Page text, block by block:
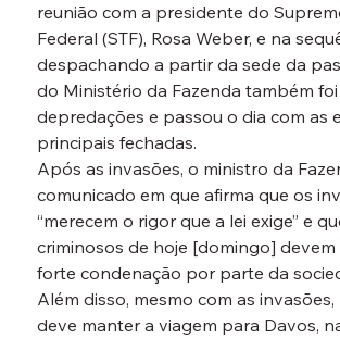
reunião com a presidente do
Federal (STF), Rosa Weber, e na
despachando a partir da sede da
do Ministério da Fazenda também
depredações e passou o dia com as
principais fechadas.
Após as invasões, o ministro da
comunicado em que afirma que os
“merecem o rigor que a lei exige” e
criminosos de hoje [domingo]
forte condenação por parte da
Além disso, mesmo com as
deve manter a viagem para Davos,